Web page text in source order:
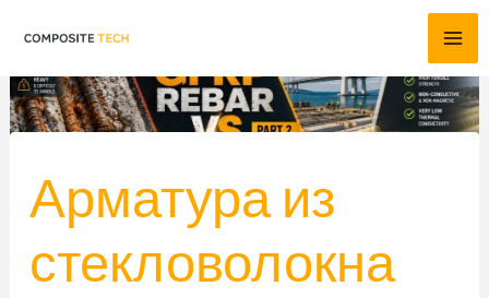
Перейти
содержимому
Арматура из
стекловолокна